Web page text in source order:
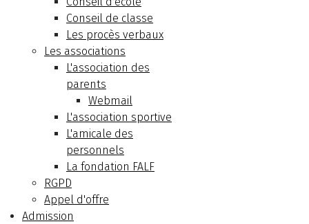
Conseil de classe
Les procès verbaux
Les associations
L'association des
parents
Webmail
L'association sportive
L'amicale des
personnels
La fondation FALF
RGPD
Appel d'offre
Admission